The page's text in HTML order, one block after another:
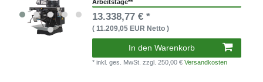
Arbeitstage**
13.338,77 € *
( 11.209,05 EUR Netto )
In den Warenkorb
* inkl. ges. MwSt.zzgl. 250,00 €Versandkosten